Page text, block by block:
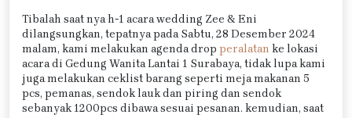
Tibalah saat nya h-1 acara wedding Zee & Eni
dilangsungkan, tepatnya pada Sabtu, 28 Desember 2024
malam, kami melakukan agenda drop peralatan ke lokasi
acara di Gedung Wanita Lantai 1 Surabaya, tidak lupa kami
juga melakukan ceklist barang seperti meja makanan 5
pcs, pemanas, sendok lauk dan piring dan sendok
sebanyak 1200pcs dibawa sesuai pesanan. kemudian, saat